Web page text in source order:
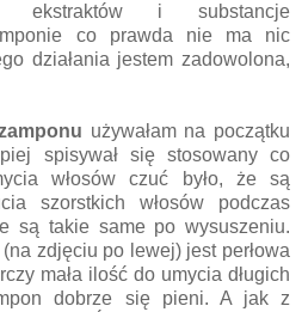
ekstraktów i substancje
co prawda nie ma nic
działania jestem zadowolona,
używałam na początku
spisywał się stosowany co
włosów czuć było, że są
szorstkich włosów podczas
są takie same po wysuszeniu.
zdjęciu po lewej) jest perłowa
mała ilość do umycia długich
dobrze się pieni. A jak z